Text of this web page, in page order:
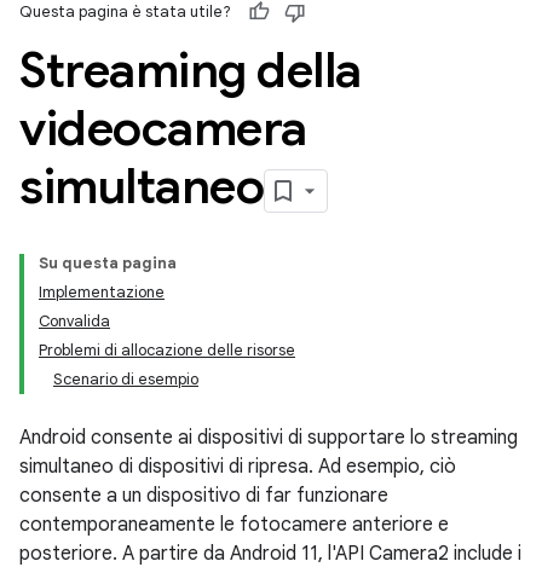
Questa pagina è stata utile?
Streaming della
videocamera
simultaneo
Su questa pagina
Implementazione
Convalida
Problemi di allocazione delle risorse
Scenario di esempio
Android consente ai dispositivi di supportare lo streaming
simultaneo di dispositivi di ripresa. Ad esempio, ciò
consente a un dispositivo di far funzionare
contemporaneamente le fotocamere anteriore e
posteriore. A partire da Android 11, l'API Camera2 include i